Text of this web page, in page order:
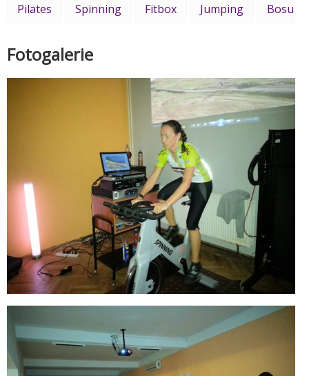
Pilates Spinning Fitbox Jumping Bosu
Fotogalerie